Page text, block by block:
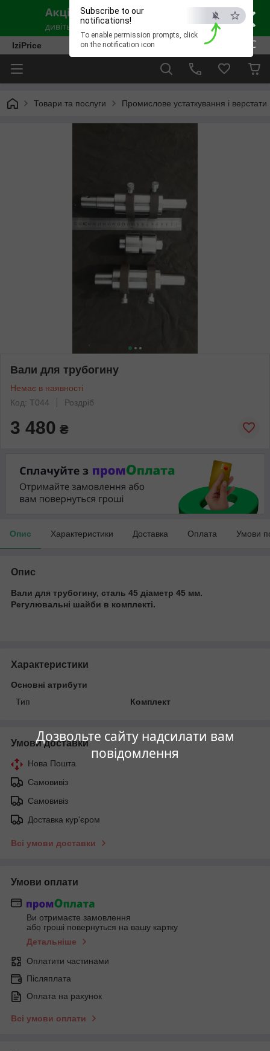
×
ESC
Дозвольте сайту надсилати вам
повідомлення
Subscribe to our
notifications!
To enable permission prompts, click
on the notification icon
IziPrice
Товари та послуги Промислове устаткування і верстати
Вали для трубогину
Немає в наявності
Код: Т044
Роздріб
3 480 ₴
Опис Характеристики Доставка Оплата Умови
Опис
Вали для трубогину, сталь 45 діаметр 45 мм.
Регулювальні шайби в комплекті.
Характеристики
Основні атрибути
Тип
Комплект
Умови доставки
Нова Пошта
Самовивіз
Самовивіз
Доставка кур'єром
Всі умови доставки
Умови оплати
Ви отримаєте замовлення
або гроші повернуться на вашу картку
Детальніше
Оплатити частинами
Післяплата
Оплата на рахунок
Всі умови оплати